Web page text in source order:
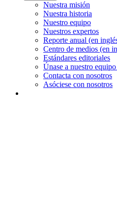
Nuestra misión
Nuestra historia
Nuestro equipo
Nuestros expertos
Reporte anual (en
Centro de medios (en
Estándares editoriales
Únase a nuestro
Contacta con nosotros
Asóciese con nosotros